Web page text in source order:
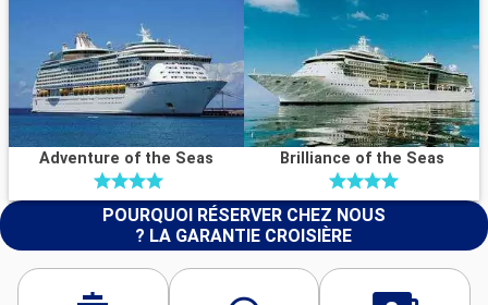
Adventure of the Seas Brilliance of the Seas
POURQUOI RÉSERVER CHEZ NOUS
? LA GARANTIE CROISIÈRE